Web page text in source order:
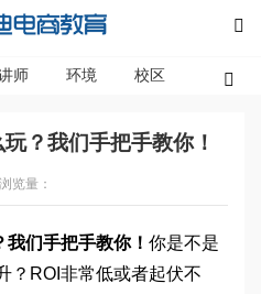
师 环境 校区 资讯
？我们手把手教你！
浏览量：
们手把手教你！ 你是不是
？ROI非常低或者起伏不